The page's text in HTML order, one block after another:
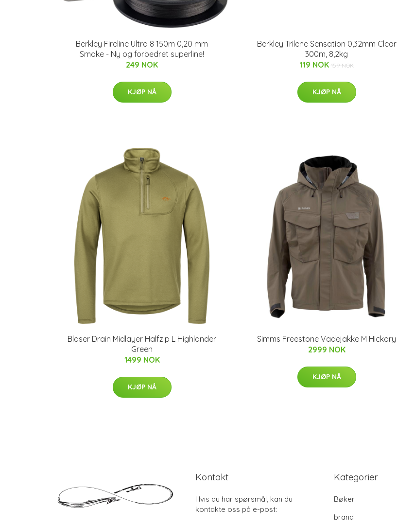
Berkley Fireline Ultra 8 150m 0,20 mm
Smoke - Ny og forbedret superline!
249 NOK
KJØP NÅ
Berkley Trilene Sensation 0,32mm Clear
300m, 8,2kg
119 NOK 159 NOK
KJØP NÅ
Blaser Drain Midlayer Halfzip L Highlander
Green
1499 NOK
KJØP NÅ
Simms Freestone Vadejakke M Hickory
2999 NOK
KJØP NÅ
Kontakt
Hvis du har spørsmål, kan du
kontakte oss på e-post:
Kategorier
Bøker
brand